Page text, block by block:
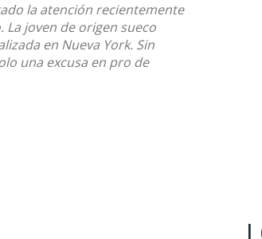
la atención recientemente
joven de origen sueco
en Nueva York. Sin
una excusa en pro de